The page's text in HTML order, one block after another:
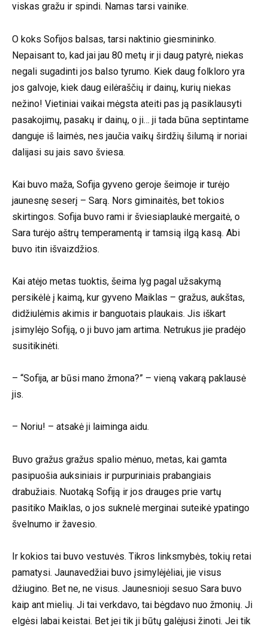
viskas gražu ir spindi. Namas tarsi vainike.
O koks Sofijos balsas, tarsi naktinio giesmininko.
Nepaisant to, kad jai jau 80 metų ir ji daug patyrė, niekas
negali sugadinti jos balso tyrumo. Kiek daug folkloro yra
jos galvoje, kiek daug eilėraščių ir dainų, kurių niekas
nežino! Vietiniai vaikai mėgsta ateiti pas ją pasiklausyti
pasakojimų, pasakų ir dainų, o ji… ji tada būna septintame
danguje iš laimės, nes jaučia vaikų širdžių šilumą ir noriai
dalijasi su jais savo šviesa.
Kai buvo maža, Sofija gyveno geroje šeimoje ir turėjo
jaunesnę seserį – Sarą. Nors giminaitės, bet tokios
skirtingos. Sofija buvo rami ir šviesiaplaukė mergaitė, o
Sara turėjo aštrų temperamentą ir tamsią ilgą kasą. Abi
buvo itin išvaizdžios.
Kai atėjo metas tuoktis, šeima lyg pagal užsakymą
persikėlė į kaimą, kur gyveno Maiklas – gražus, aukštas,
didžiulėmis akimis ir banguotais plaukais. Jis iškart
įsimylėjo Sofiją, o ji buvo jam artima. Netrukus jie pradėjo
susitikinėti.
– “Sofija, ar būsi mano žmona?” – vieną vakarą paklausė
jis.
– Noriu! – atsakė ji laiminga aidu.
Buvo gražus gražus spalio mėnuo, metas, kai gamta
pasipuošia auksiniais ir purpuriniais prabangiais
drabužiais. Nuotaką Sofiją ir jos drauges prie vartų
pasitiko Maiklas, o jos suknelė merginai suteikė ypatingo
švelnumo ir žavesio.
Ir kokios tai buvo vestuvės. Tikros linksmybės, tokių retai
pamatysi. Jaunavedžiai buvo įsimylėjėliai, jie visus
džiugino. Bet ne, ne visus. Jaunesnioji sesuo Sara buvo
kaip ant mielių. Ji tai verkdavo, tai bėgdavo nuo žmonių. Ji
elgėsi labai keistai. Bet jei tik ji būtų galėjusi žinoti. Jei tik